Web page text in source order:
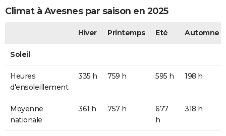
Climat à Avesnes par saison en 2025
Hiver Printemps Eté Automne
Soleil
Heures
d'ensoleillement
335 h 759 h 595 h 198 h
Moyenne
nationale
361 h 757 h
677
h
318 h